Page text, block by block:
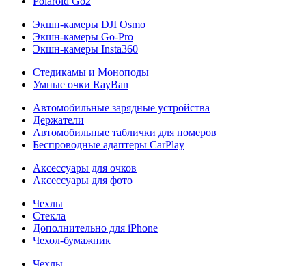
Экшн-камеры DJI Osmo
Экшн-камеры Go-Pro
Экшн-камеры Insta360
Стедикамы и Моноподы
Умные очки RayBan
Автомобильные зарядные устройства
Держатели
Автомобильные таблички для номеров
Беспроводные адаптеры CarPlay
Аксессуары для очков
Аксессуары для фото
Чехлы
Стекла
Дополнительно для iPhone
Чехол-бумажник
Чехлы